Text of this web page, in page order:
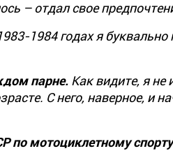
– отдал свое
1984 годах я буквально
парне. Как видите, я
С него, наверное, и
по мотоциклетному